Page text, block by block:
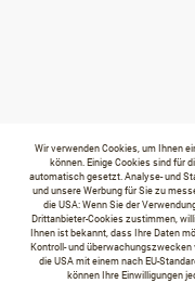
Wir verwenden Cookies, um Ihnen
können. Einige Cookies sind für
automatisch gesetzt. Analyse- und
und unsere Werbung für Sie zu
die USA: Wenn Sie der
Drittanbieter-Cookies zustimmen,
Ihnen ist bekannt, dass Ihre Daten
Kontroll- und
die USA mit einem nach EU-
können Ihre Einwilligungen